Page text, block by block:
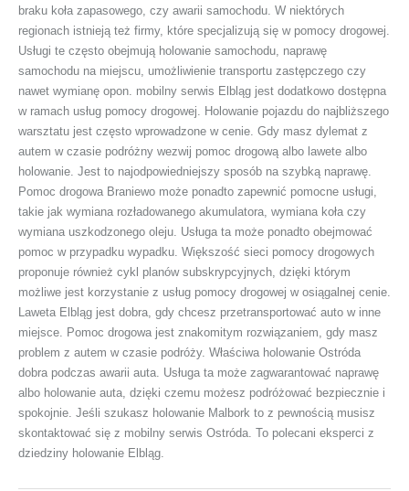
braku koła zapasowego, czy awarii samochodu. W niektórych
regionach istnieją też firmy, które specjalizują się w pomocy drogowej.
Usługi te często obejmują holowanie samochodu, naprawę
samochodu na miejscu, umożliwienie transportu zastępczego czy
nawet wymianę opon. mobilny serwis Elbląg jest dodatkowo dostępna
w ramach usług pomocy drogowej. Holowanie pojazdu do najbliższego
warsztatu jest często wprowadzone w cenie. Gdy masz dylemat z
autem w czasie podróżny wezwij pomoc drogową albo lawete albo
holowanie. Jest to najodpowiedniejszy sposób na szybką naprawę.
Pomoc drogowa Braniewo może ponadto zapewnić pomocne usługi,
takie jak wymiana rozładowanego akumulatora, wymiana koła czy
wymiana uszkodzonego oleju. Usługa ta może ponadto obejmować
pomoc w przypadku wypadku. Większość sieci pomocy drogowych
proponuje również cykl planów subskrypcyjnych, dzięki którym
możliwe jest korzystanie z usług pomocy drogowej w osiągalnej cenie.
Laweta Elbląg jest dobra, gdy chcesz przetransportować auto w inne
miejsce. Pomoc drogowa jest znakomitym rozwiązaniem, gdy masz
problem z autem w czasie podróży. Właściwa holowanie Ostróda
dobra podczas awarii auta. Usługa ta może zagwarantować naprawę
albo holowanie auta, dzięki czemu możesz podróżować bezpiecznie i
spokojnie. Jeśli szukasz holowanie Malbork to z pewnością musisz
skontaktować się z mobilny serwis Ostróda. To polecani eksperci z
dziedziny holowanie Elbląg.